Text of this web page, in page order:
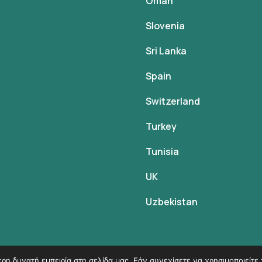
Slovenia
Sri Lanka
Spain
Switzerland
Turkey
Tunisia
UK
Uzbekistan